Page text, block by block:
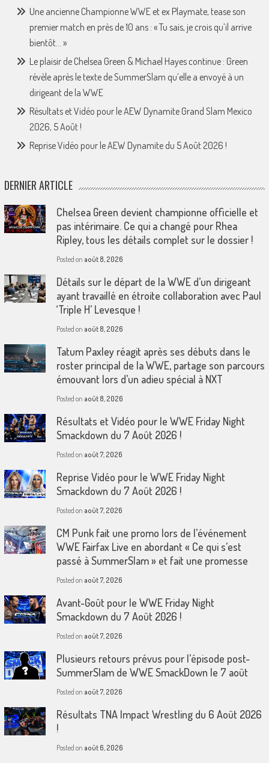
Une ancienne Championne WWE et ex Playmate, tease son
premier match en près de 10 ans : « Tu sais, je crois qu’il arrive
bientôt… »
Le plaisir de Chelsea Green & Michael Hayes continue : Green
révèle après le texte de SummerSlam qu’elle a envoyé à un
dirigeant de la WWE
Résultats et Vidéo pour le AEW Dynamite Grand Slam Mexico
2026, 5 Août !
Reprise Vidéo pour le AEW Dynamite du 5 Août 2026 !
DERNIER ARTICLE
Chelsea Green devient championne officielle et
pas intérimaire. Ce qui a changé pour Rhea
Ripley, tous les détails complet sur le dossier !
Posted on août 8, 2026
Détails sur le départ de la WWE d’un dirigeant
ayant travaillé en étroite collaboration avec Paul
‘Triple H’ Levesque !
Posted on août 8, 2026
Tatum Paxley réagit après ses débuts dans le
roster principal de la WWE, partage son parcours
émouvant lors d’un adieu spécial à NXT
Posted on août 8, 2026
Résultats et Vidéo pour le WWE Friday Night
Smackdown du 7 Août 2026 !
Posted on août 7, 2026
Reprise Vidéo pour le WWE Friday Night
Smackdown du 7 Août 2026 !
Posted on août 7, 2026
CM Punk fait une promo lors de l’événement
WWE Fairfax Live en abordant « Ce qui s’est
passé à SummerSlam » et fait une promesse
Posted on août 7, 2026
Avant-Goût pour le WWE Friday Night
Smackdown du 7 Août 2026 !
Posted on août 7, 2026
Plusieurs retours prévus pour l’épisode post-
SummerSlam de WWE SmackDown le 7 août
Posted on août 7, 2026
Résultats TNA Impact Wrestling du 6 Août 2026
!
Posted on août 6, 2026